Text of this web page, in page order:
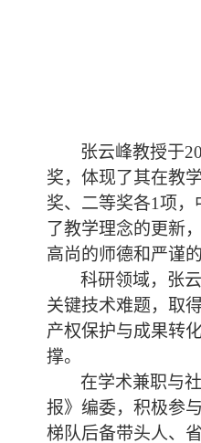
张云峰教授于
奖，体现了其在教
奖、二等奖各1项，
了教学理念的更新
高尚的师德和严谨
科研领域，张
关键技术难题，取
产权保护与成果转
撑。
在学术兼职与
报》编委，积极参
梯队后备带头人、